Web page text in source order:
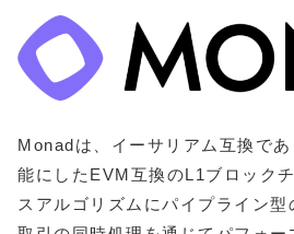
Monadは、イーサリアム互換で
能にしたEVM互換のL1ブロック
スアルゴリズムにパイプライン型